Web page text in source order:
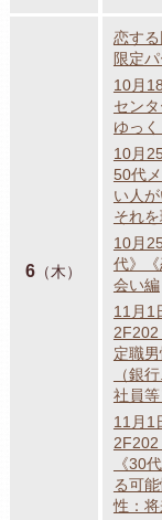
6 （木）
恋す
限定
10月
セン
ゆっ
10月
50代
い人
それ
10月
代》
会い編
11月1
定職
（銀
社員等
11月1
2F202
《30
る可
性：